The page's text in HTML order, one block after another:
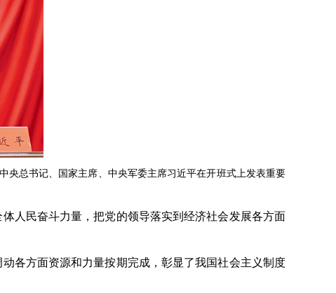
总书记、国家主席、中央军委主席习近平在开班式上发表重要
人民奋斗力量，把党的领导落实到经济社会发展各方面
各方面资源和力量按期完成，彰显了我国社会主义制度